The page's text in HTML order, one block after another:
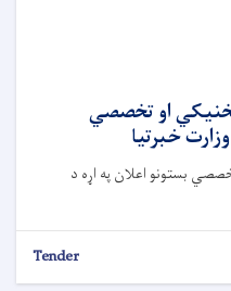
نصاب ریاست د ۶ تخنیکي او تخصصي
خبرتیا
د ۶ تخنیکي او تخصصي بستونو اعلان په اړه د
Tender